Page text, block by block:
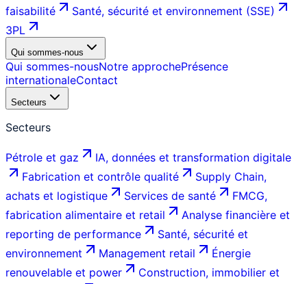
faisabilité
Santé, sécurité et environnement (SSE)
3PL
Qui sommes-nous
Qui sommes-nousNotre approchePrésence
internationaleContact
Secteurs
Secteurs
Pétrole et gaz
IA, données et transformation digitale
Fabrication et contrôle qualité
Supply Chain,
achats et logistique
Services de santé
FMCG,
fabrication alimentaire et retail
Analyse financière et
reporting de performance
Santé, sécurité et
environnement
Management retail
Énergie
renouvelable et power
Construction, immobilier et